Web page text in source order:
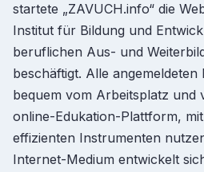
startete „ZAVUCH.info“ die
Institut für Bildung und
beruflichen Aus- und
beschäftigt. Alle
bequem vom Arbeitsplatz und
online-Edukation-Plattform,
effizienten Instrumenten
Internet-Medium entwickelt